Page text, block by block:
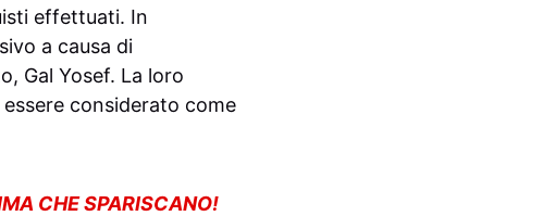
effettuati. In
a causa di
Gal Yosef. La loro
considerato come
CHE SPARISCANO!